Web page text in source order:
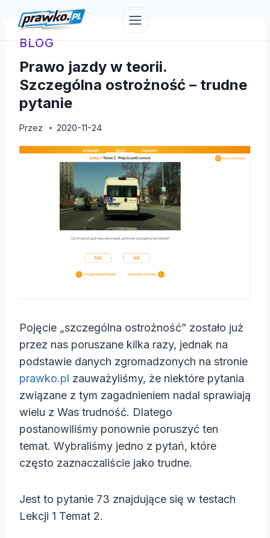
treściBLOG
Prawo jazdy w teorii.
Szczególna ostrożność – trudne
pytanie
Przez 2020-11-24
Pojęcie „szczególna ostrożność” zostało już
przez nas poruszane kilka razy, jednak na
podstawie danych zgromadzonych na stronie
prawko.pl zauważyliśmy, że niektóre pytania
związane z tym zagadnieniem nadal sprawiają
wielu z Was trudność. Dlatego
postanowiliśmy ponownie poruszyć ten
temat. Wybraliśmy jedno z pytań, które
często zaznaczaliście jako trudne.
Jest to pytanie 73 znajdujące się w testach
Lekcji 1 Temat 2.